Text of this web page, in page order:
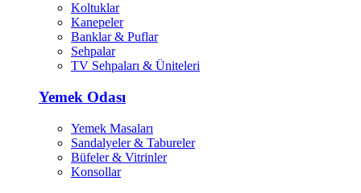
Koltuklar
Kanepeler
Banklar & Puflar
Sehpalar
TV Sehpaları & Üniteleri
Yemek Odası
Yemek Masaları
Sandalyeler & Tabureler
Büfeler & Vitrinler
Konsollar